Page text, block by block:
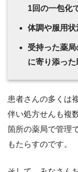
1回の一包化
体調や服用
受持った薬
に寄り添っ
患者さんの多くは
伴い処方せんも複
箇所の薬局で管理
もたらすのです。